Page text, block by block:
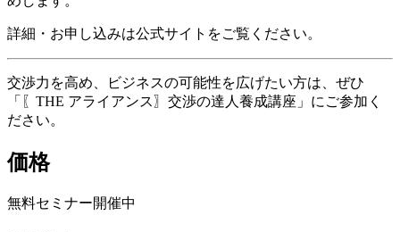
詳細・お申し込みは公式サイトをご覧ください。​
交渉力を高め、ビジネスの可能性を広げたい方は、ぜひ
「〖THE アライアンス〗交渉の達人養成講座」にご参加く
ださい。
価格
無料セミナー開催中